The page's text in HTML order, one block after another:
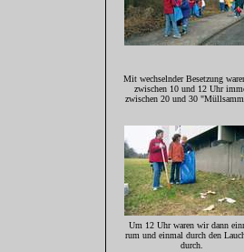
Mit wechselnder Besetzung
zwischen 10 und 12 Uhr
zwischen 20 und 30
Um 12 Uhr waren wir dann
rum und einmal durch den
durch.